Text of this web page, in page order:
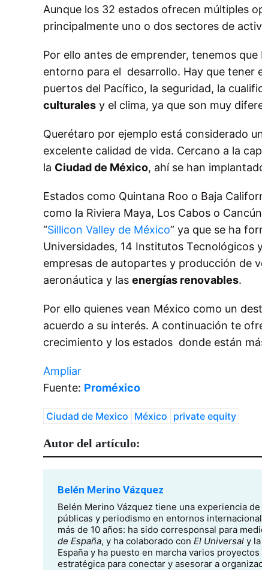
Aunque los 32 estados ofrecen múltiples
principalmente uno o dos sectores de
Por ello antes de emprender, tenemos
entorno para el desarrollo. Hay que tener
puertos del Pacífico, la seguridad, la
culturales y el clima, ya que son muy
Querétaro por ejemplo está considerado
excelente calidad de vida. Cercano a la
la Ciudad de México, ahí se han
Estados como Quintana Roo o Baja
como la Riviera Maya, Los Cabos o
“Sillicon Valley de México” ya que se ha
Universidades, 14 Institutos Tecnológicos
empresas de autopartes y producción de
aeronáutica y las energías renovables.
Por ello quienes vean México como un
acuerdo a su interés. A continuación te
crecimiento y los estados donde están
Ampliar
Fuente: Proméxico
Ciudad de Mexico México private equity
Autor del artículo:
Belén Merino Vázquez
Belén Merino Vázquez tiene una experiencia
públicas y periodismo en entornos
más de 10 años: ha sido corresponsal para
de España, y ha colaborado con El Universal y
España y ha puesto en marcha varios
estratégica para conectar y asesorar a